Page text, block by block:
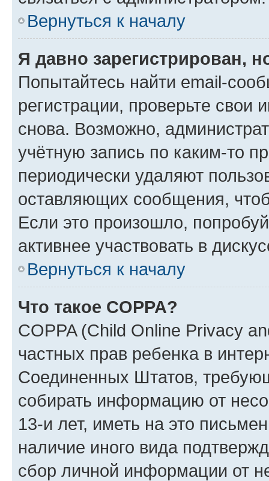
Вернуться к началу
Я давно зарегистрирован,
Попытайтесь найти email-
регистрации, проверьте свои
снова. Возможно,
учётную запись по каким-то
периодически удаляют
оставляющих сообщения,
Если это произошло,
активнее участвовать в
Вернуться к началу
Что такое COPPA?
COPPA (Child Online Privacy
частных прав ребенка в
Соединенных Штатов,
собирать информацию от
13-и лет, иметь на это
наличие иного вида
сбор личной информации от